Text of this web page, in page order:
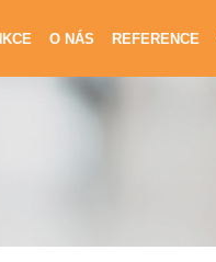
O NÁS REFERENCE